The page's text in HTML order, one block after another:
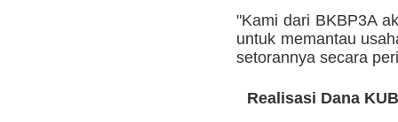
"Kami dari BKBP3A
untuk memantau
setorannya secara
Realisasi Dana